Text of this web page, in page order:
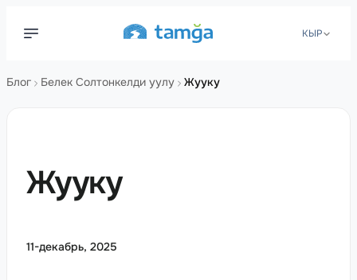
КЫР
Блог Белек Солтонкелди уулу Жууку
Жууку
11-декабрь, 2025